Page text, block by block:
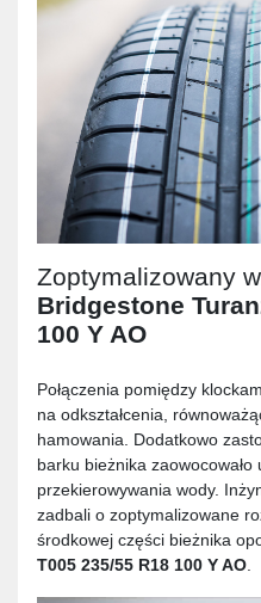
Zoptymalizowany
Bridgestone
100 Y AO
Połączenia pomiędzy
na odkształcenia,
hamowania. Dodatkowo
barku bieżnika zaowocowało
przekierowywania wody.
zadbali o zoptymalizowane
środkowej części bieżnika
T005 235/55 R18 100 Y AO